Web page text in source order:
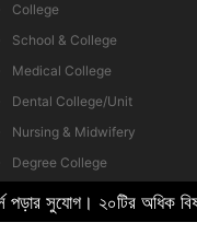
পড়ার সুযোগ। ২০টির
College
School & College
Medical College
Dental College/Unit
Nursing & Midwifery
Degree College
HSC College
School